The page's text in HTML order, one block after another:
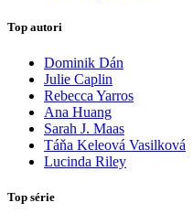
Top autori
Dominik Dán
Julie Caplin
Rebecca Yarros
Ana Huang
Sarah J. Maas
Táňa Keleová Vasilková
Lucinda Riley
Top série